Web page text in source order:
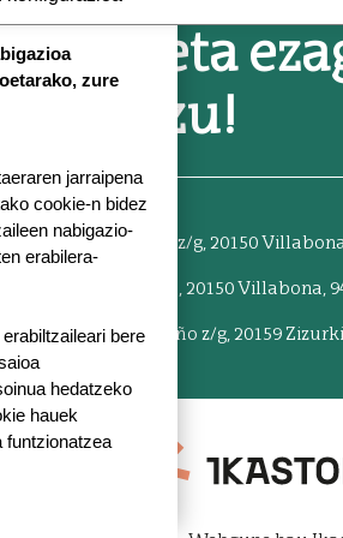
Zatoz eta
gaitzazu!
TXERMIN: Txermin z/g, 20150
: Berria 55, 20150 Villabona,
ZIZURKIL: Pagamuño z/g, 20159
zure
jarraipena
cookie-n bidez
nabigazio-
erabilera-
bere
hedatzeko
hauek
funtzionatzea